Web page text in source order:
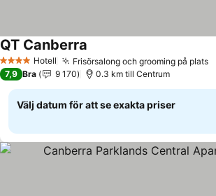
4 StjärnorHotell Frisörsalong och grooming på plats
QT Canberra
7,9 Bra 9 170 0.3 km till Centrum
Välj datum för att se exakta priser